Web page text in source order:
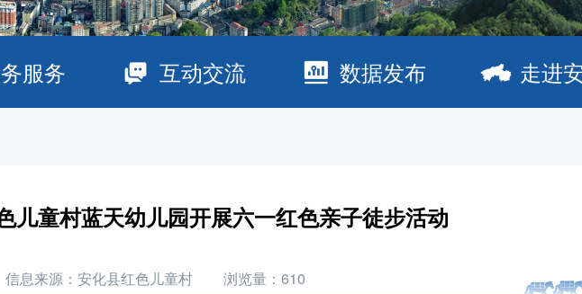
服务 互动交流 数据发布 走进
童村蓝天幼儿园开展六一红色亲子徒步活动
信息来源：安化县红色儿童村 浏览量： 610